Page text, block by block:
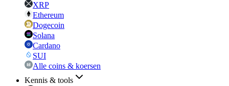
XRP
Ethereum
Dogecoin
Solana
Cardano
SUI
Alle coins & koersen
Kennis & tools